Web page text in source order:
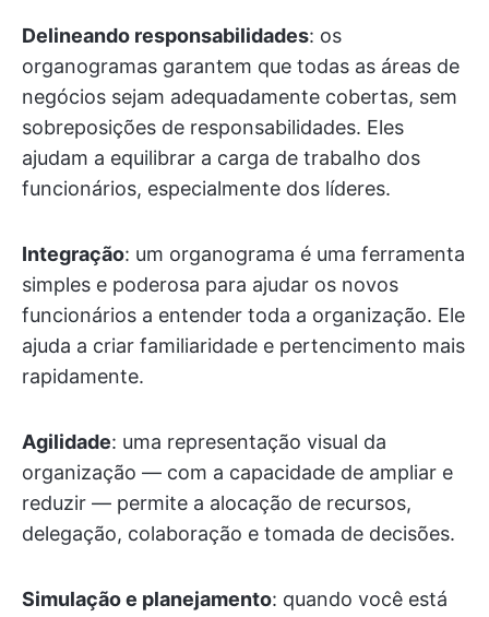
Delineando responsabilidades: os
organogramas garantem que todas as áreas de
negócios sejam adequadamente cobertas, sem
sobreposições de responsabilidades. Eles
ajudam a equilibrar a carga de trabalho dos
funcionários, especialmente dos líderes.
Integração: um organograma é uma ferramenta
simples e poderosa para ajudar os novos
funcionários a entender toda a organização. Ele
ajuda a criar familiaridade e pertencimento mais
rapidamente.
Agilidade: uma representação visual da
organização — com a capacidade de ampliar e
reduzir — permite a alocação de recursos,
delegação, colaboração e tomada de decisões.
Simulação e planejamento: quando você está